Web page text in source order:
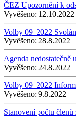
ČEZ Upozornění k
Vyvěšeno: 12.10.2022
Volby 09_2022
Vyvěšeno: 28.8.2022
Agenda nedostatečně
Vyvěšeno: 24.8.2022
Volby 09_2022
Vyvěšeno: 9.8.2022
Stanovení počtu